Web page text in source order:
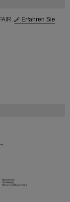
Erfahren Sie